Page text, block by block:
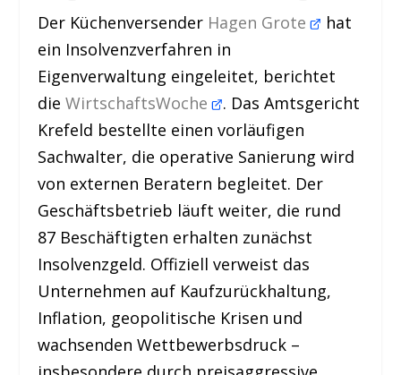
Der Küchenversender Hagen Grote
hat
ein Insolvenzverfahren in
Eigenverwaltung eingeleitet, berichtet
dieWirtschaftsWoche . Das Amtsgericht
Krefeld bestellte einen vorläufigen
Sachwalter, die operative Sanierung wird
von externen Beratern begleitet. Der
Geschäftsbetrieb läuft weiter, die rund
87 Beschäftigten erhalten zunächst
Insolvenzgeld. Offiziell verweist das
Unternehmen auf Kaufzurückhaltung,
Inflation, geopolitische Krisen und
wachsenden Wettbewerbsdruck –